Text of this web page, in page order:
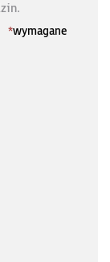
*wymagane